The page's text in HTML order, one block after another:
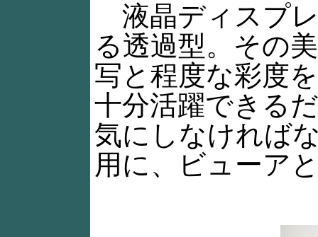
液晶ディスプレ
る透過型。その
写と程度な彩度
十分活躍できる
気にしなければ
用に、ビューア